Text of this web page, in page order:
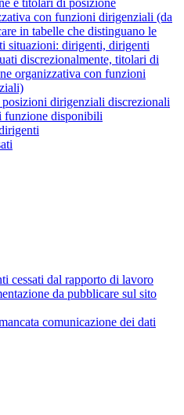
e titolari di posizione
con funzioni dirigenziali (da
in tabelle che distinguano le
situazioni: dirigenti, dirigenti
discrezionalmente, titolari di
organizzativa con funzioni
dirigenziali discrezionali
funzione disponibili
cessati dal rapporto di lavoro
da pubblicare sul sito
comunicazione dei dati